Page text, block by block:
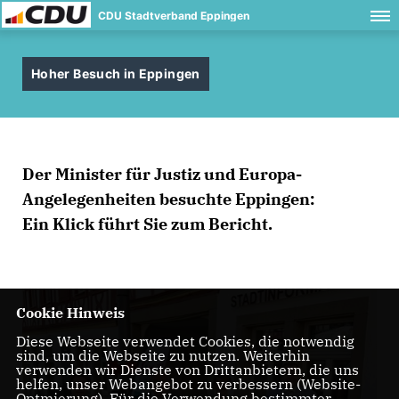
CDU Stadtverband Eppingen
Hoher Besuch in Eppingen
Der Minister für Justiz und Europa-
Angelegenheiten besuchte Eppingen:
Ein Klick führt Sie zum Bericht.
Cookie Hinweis
Diese Webseite verwendet Cookies, die notwendig
sind, um die Webseite zu nutzen. Weiterhin
verwenden wir Dienste von Drittanbietern, die uns
helfen, unser Webangebot zu verbessern (Website-